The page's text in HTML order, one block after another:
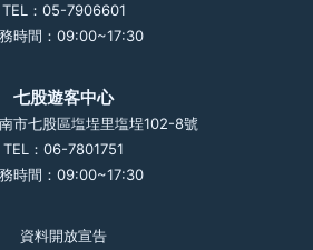
TEL：05-7906601
時間：09:00~17:30
七股遊客中心
市七股區塩埕里塩埕102-8號
TEL：06-7801751
時間：09:00~17:30
資料開放宣告